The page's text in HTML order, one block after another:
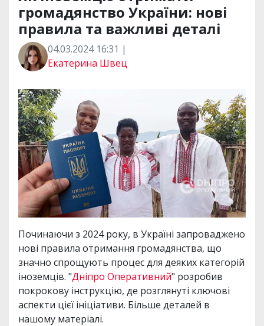
громадянство України: нові
правила та важливі деталі
04.03.2024 16:31 |
Екатерина Швец
Починаючи з 2024 року, в Україні запроваджено
нові правила отримання громадянства, що
значно спрощують процес для деяких категорій
іноземців. "Дніпро Оперативний" розробив
покрокову інструкцію, де розглянуті ключові
аспекти цієї ініціативи. Більше деталей в
нашому матеріалі.